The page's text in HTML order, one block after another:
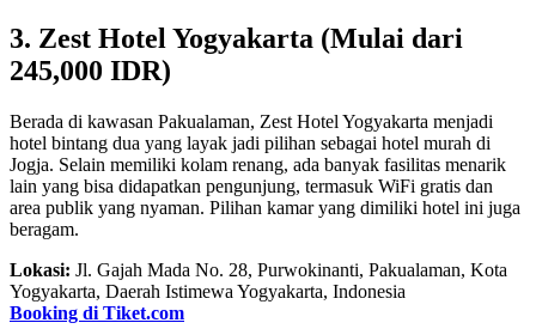
3. Zest Hotel Yogyakarta (Mulai dari
245,000 IDR)
Berada di kawasan Pakualaman, Zest Hotel Yogyakarta menjadi
hotel bintang dua yang layak jadi pilihan sebagai hotel murah di
Jogja. Selain memiliki kolam renang, ada banyak fasilitas menarik
lain yang bisa didapatkan pengunjung, termasuk WiFi gratis dan
area publik yang nyaman. Pilihan kamar yang dimiliki hotel ini juga
beragam.
Lokasi: Jl. Gajah Mada No. 28, Purwokinanti, Pakualaman, Kota
Yogyakarta, Daerah Istimewa Yogyakarta, Indonesia
Booking di Tiket.com